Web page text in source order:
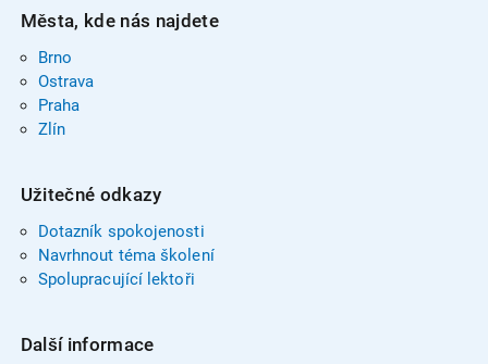
Města, kde nás najdete
Brno
Ostrava
Praha
Zlín
Užitečné odkazy
Dotazník spokojenosti
Navrhnout téma školení
Spolupracující lektoři
Další informace